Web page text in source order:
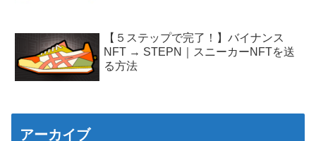
【５ステップで完了！】バイナンス
NFT → STEPN｜スニーカーNFTを送
る方法
アーカイブ